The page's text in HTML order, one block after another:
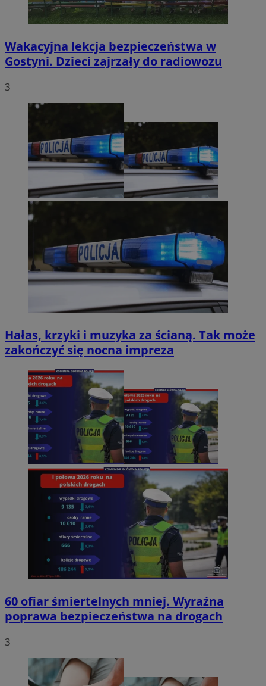
Wakacyjna lekcja bezpieczeństwa w
Gostyni. Dzieci zajrzały do radiowozu
3
Hałas, krzyki i muzyka za ścianą. Tak może
zakończyć się nocna impreza
60 ofiar śmiertelnych mniej. Wyraźna
poprawa bezpieczeństwa na drogach
3